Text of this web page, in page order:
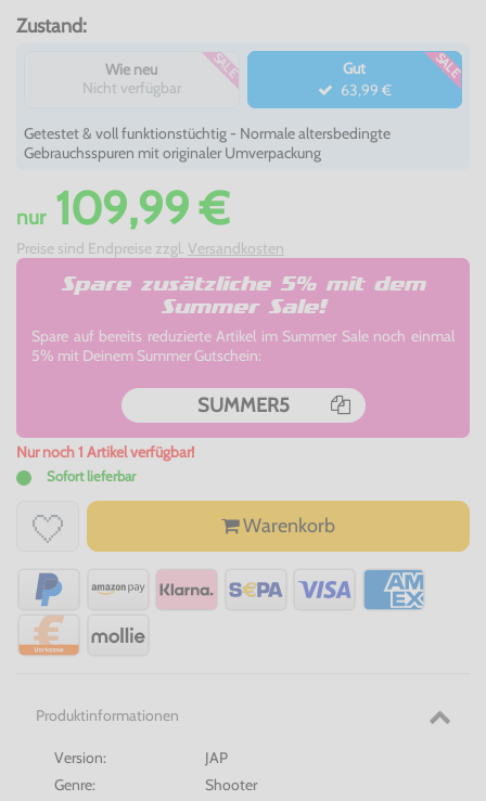
Zustand:
Wie neu
Nicht verfügbar
SALE
Gut
63,99 €
SALE
Getestet & voll funktionstüchtig - Normale altersbedingte
Gebrauchsspuren mit originaler Umverpackung
nur109,99 €
Preise sind Endpreise zzgl. Versandkosten
Spare zusätzliche 5% mit dem
Summer Sale!
Spare auf bereits reduzierte Artikel im Summer Sale noch einmal
5% mit Deinem Summer Gutschein:
SUMMER5
Nur noch 1 Artikel verfügbar!
Sofort lieferbar
Warenkorb
Produktinformationen
Version:
JAP
Genre:
Shooter